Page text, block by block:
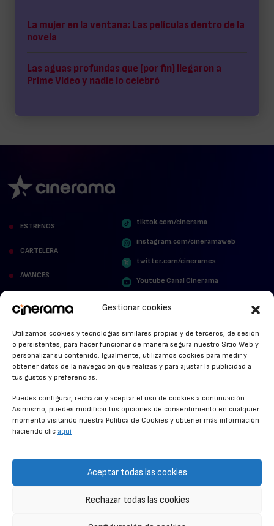
Gestionar cookies
Utilizamos cookies y tecnologías similares propias y de terceros, de sesión
o persistentes, para hacer funcionar de manera segura nuestro Sitio Web y
personalizar su contenido. Igualmente, utilizamos cookies para medir y
obtener datos de la navegación que realizas y para ajustar la publicidad a
tus gustos y preferencias.
Puedes configurar, rechazar y aceptar el uso de cookies a continuación.
Asimismo, puedes modificar tus opciones de consentimiento en cualquier
momento visitando nuestra Política de Cookies y obtener más información
haciendo clic aquí
Aceptar todas las cookies
Rechazar todas las cookies
La mujer en la ventana: Las películas dentro de la
novela
Las aguas profundas que (por fin) llegaron a
Prime Video y nadie lo celebró
ESTRENOS
CARTELERA
AVANCES
STREAMING NEWS
ANUNCIOS DE CINE
tiktok.com/cinerama
instagram.com/cineramaweb
twitter.com/cinerames
Youtube Canal Cinerama
POLÍTICA DE COOKIES